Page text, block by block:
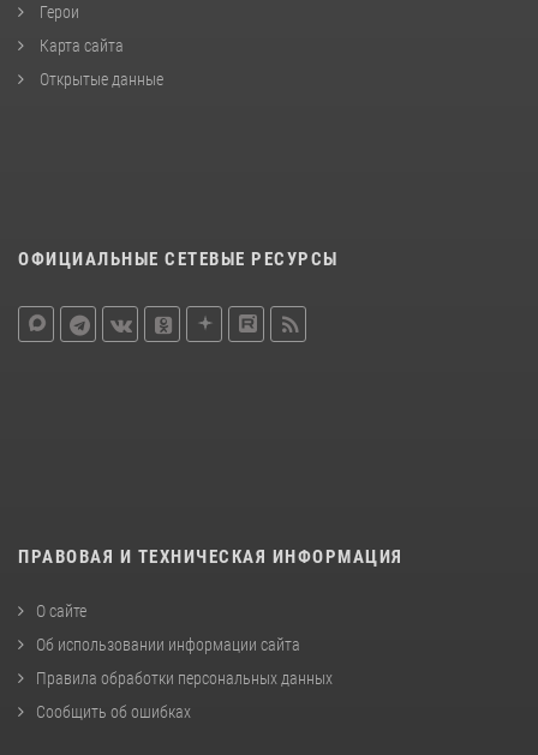
Герои
Карта сайта
Открытые данные
ОФИЦИАЛЬНЫЕ СЕТЕВЫЕ РЕСУРСЫ
ПРАВОВАЯ И ТЕХНИЧЕСКАЯ ИНФОРМАЦИЯ
О сайте
Об использовании информации сайта
Правила обработки персональных данных
Сообщить об ошибках